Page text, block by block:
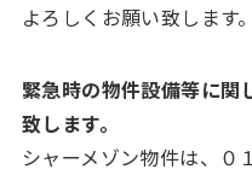
よろしくお願い致します。
緊急時の物件設備等に関
致します。
シャーメゾン物件は、